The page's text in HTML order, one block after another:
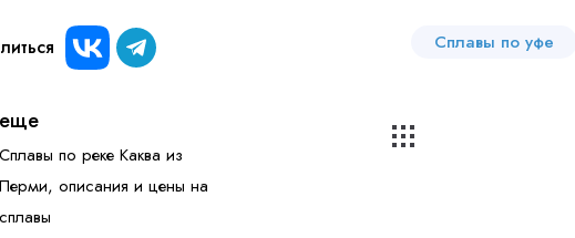
Сплавы по уфе
по реке Каква из
описания и цены на